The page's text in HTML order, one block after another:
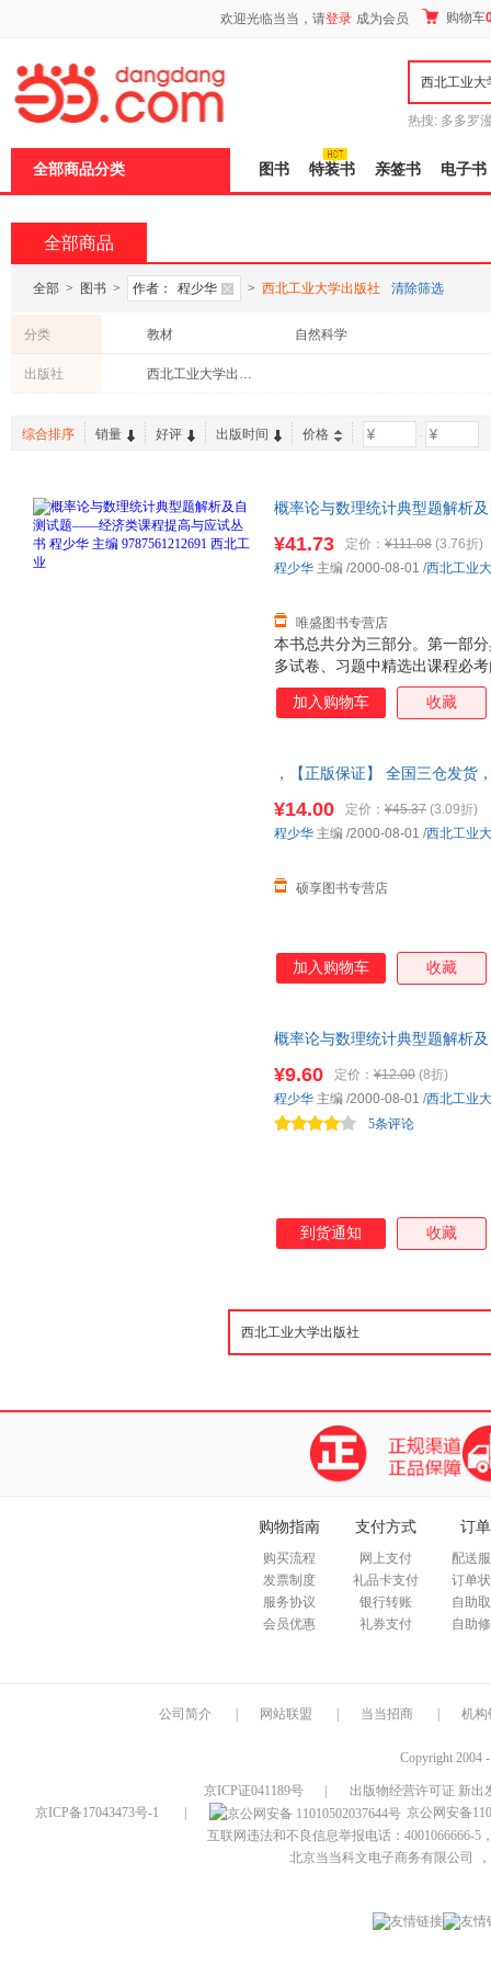
欢迎光临当当，请登录 成为会员 购物车
热搜: 多多罗
全部商品分类 图书 特装书 亲签书 电子书
全部商品
全部 > 图书 > 作者： 程少华 > 西北工业大学出版社 清除筛选
分类 教材 自然科学
出版社 西北工业大学出版社
综合排序 销量 好评 出版时间 价格 -
概率论与数理统计典型题解析
退换】
本书总共分为三部分。第一部
多试卷、习题中精选出课程必
后的评注中给出了解题方法、
自测试题，是根据课程要求给
¥41.73 定价： ¥111.08 (3.76折)
唯盛图书专营店
程少华 主编 /2000-08-01 /西北工业
加入购物车 收藏
，【正版保证】 全国三仓发货
¥14.00 定价： ¥45.37 (3.09折)
硕享图书专营店
程少华 主编 /2000-08-01 /西北工业
加入购物车 收藏
概率论与数理统计典型题解析
¥9.60 定价： ¥12.00 (8折)
5条评论
程少华 主编 /2000-08-01 /西北工业
到货通知 收藏
页
加
购物指南
购买流程
发票制度
服务协议
会员优惠
支付方式
网上支付
礼品卡支付
银行转账
礼券支付
订
配送
订单
自助
自助
公司简介 网站联盟 当当招商 机构
Copyright 2004
京ICP证041189号
出版物经营许可证 新出
京ICP备17043473号-1
京公网安备
互联网违法和不良信息举报电话：4001066666-5
北京当当科文电子商务有限公司